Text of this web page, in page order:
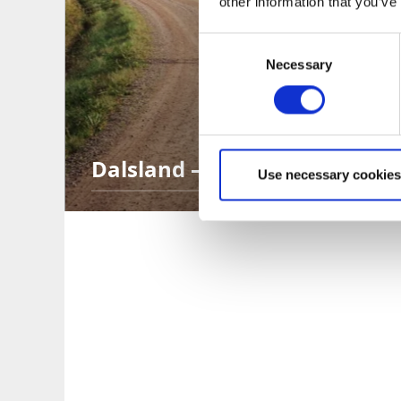
Selection
Necessary
Use necessary
Dalsland – Sveriges